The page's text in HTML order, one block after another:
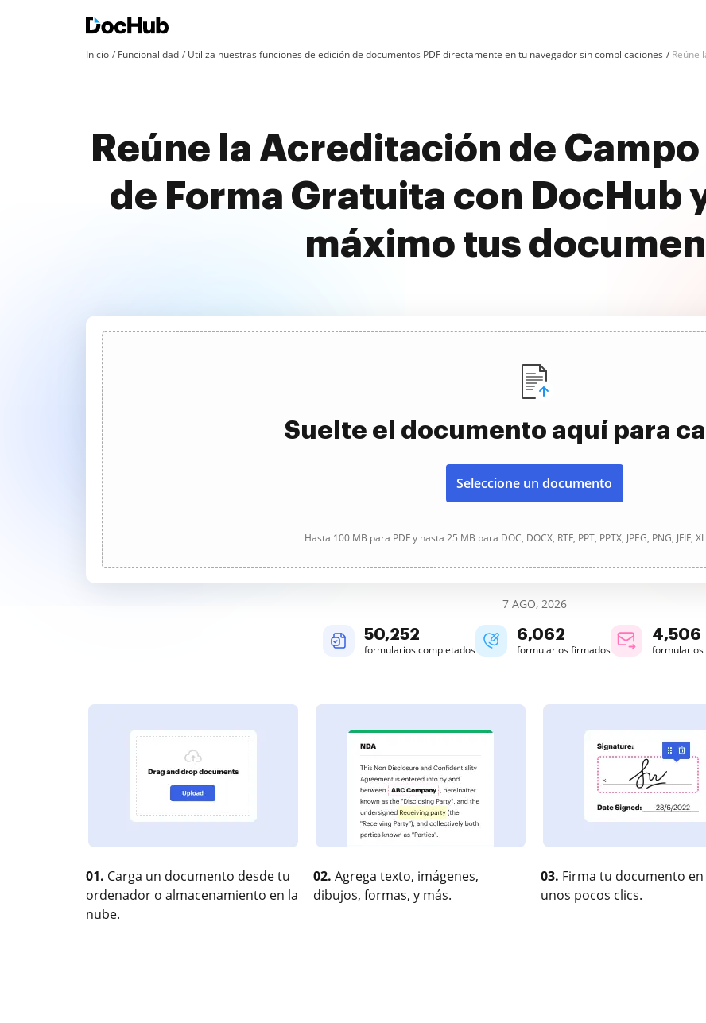
Inicio Funcionalidad Utiliza nuestras funciones de edición de documentos PDF directamente en tu navegador sin complicaciones Reúne
Reúne la Acreditación de
de Forma Gratuita con DocHub
máximo tus
Suelte el documento aquí para
Seleccione un documento
Hasta 100 MB para PDF y hasta 25 MB para DOC, DOCX, RTF, PPT, PPTX, JPEG, PNG, JFIF,
7 AGO, 2026
50,252
formularios completados
6,062
formularios firmados
4,506
formularios
01. Carga un documento desde tu
ordenador o almacenamiento en la
nube.
02. Agrega texto, imágenes,
dibujos, formas, y más.
03. Firma tu documento en
unos pocos clics.